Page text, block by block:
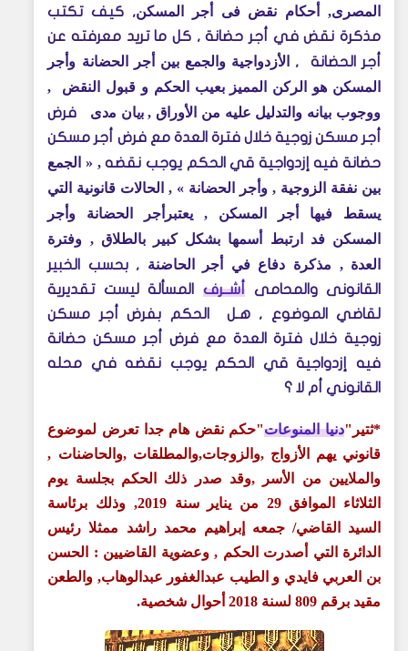
المصرى, أحكام نقض فى أجر المسكن, كيف تكتب
مذكرة نقض في أجر حضانة , كل ما تريد معرفته عن
أجر الحضانة
,
الأزدواجية والجمع بين أجر الحضانة وأجر
المسكن هو الركن المميز بعيب الحكم و قبول النقض ,
ووجوب بيانه والتدليل عليه من الأوراق , ﺑﻳﺎن ﻣدى
فرض
أجر مسكن زوجية خلال فترة العدة مع فرض أجر مسكن
حضانة فيه إزدواجية قي الحكم يوجب نقضه, « الجمع
بين نفقة الزوجية , وأجر الحضانة » , الحالات قانونية التي
يسقط فيها أجر المسكن , يعتبرأجر الحضانة وأجر
المسكن فد ارتبط أسمها بشكل كبير بالطلاق , وفترة
العدة , مذكرة دفاع في أجر الحاضنة ,بحسب الخبير
القانونى والمحامى
أشــرف
المسألة ليست تقديرية
لقاضي الموضوع , هـل الحكم بفرض أجر مسكن
زوجية خلال فترة العدة مع فرض أجر مسكن حضانة
فيه إزدواجية قي الحكم يوجب نقضه في محله
القانوني أم لا ؟
*ثتير"دنيا المنوعات"حكم نقض هام جدا تعرض لموضوع
قانوني يهم الأزواج ,والزوجات,والمطلقات ,والحاضنات ,
والملايين من الأسر ,وقد صدر ذلك الحكم بجلسة يوم
الثلاثاء الموافق 29 من يناير سنة 2019, وذلك برئاسة
السيد القاضي/ جمعه إبراهيم محمد راشد ممثلا رئيس
الدائرة التي أصدرت الحكم , وعضوية القاضيين : الحسن
بن العربي فايدي و الطيب عبدالغفور عبدالوهاب, والطعن
مقيد برقم 809 لسنة 2018 أحوال شخصية.